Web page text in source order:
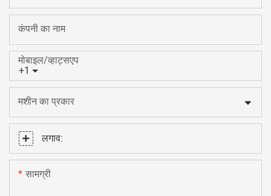
कंपनी का नाम
+1
मोबाइल/व्हाट्सएप
मशीन का प्रकार
लगाव:
सामग्री